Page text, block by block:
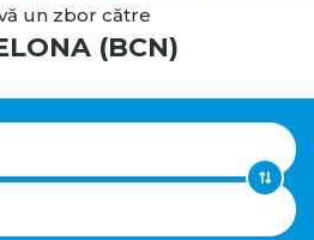
un zbor сătre
(BCN)